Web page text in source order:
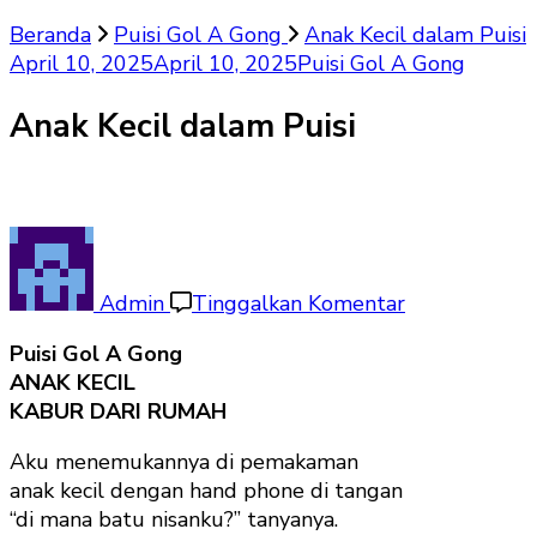
Beranda
Puisi Gol A Gong
Anak Kecil dalam Puisi
April 10, 2025April 10, 2025Puisi Gol A Gong
Anak Kecil dalam Puisi
Admin Tinggalkan KomentarKecil
Puisi Gol A Gong
ANAK KECIL
KABUR DARI RUMAH
Aku menemukannya di pemakaman
anak kecil dengan hand phone di tangan
“di mana batu nisanku?” tanyanya.